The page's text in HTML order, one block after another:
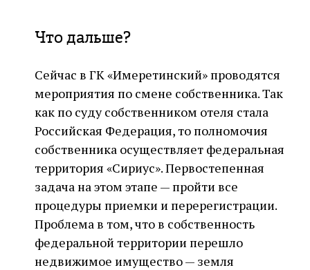
Что дальше?
Сейчас в ГК «Имеретинский» проводятся
мероприятия по смене собственника. Так
как по суду собственником отеля стала
Российская Федерация, то полномочия
собственника осуществляет федеральная
территория «Сириус». Первостепенная
задача на этом этапе — пройти все
процедуры приемки и перерегистрации.
Проблема в том, что в собственность
федеральной территории перешло
недвижимое имущество — земля